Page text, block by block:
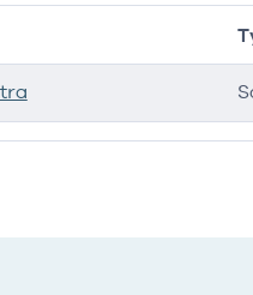
ondernemingen